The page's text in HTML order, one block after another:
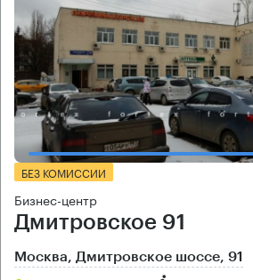
БЕЗ КОМИССИИ
Бизнес-центр
Дмитровское 91
Москва, Дмитровское шоссе, 91